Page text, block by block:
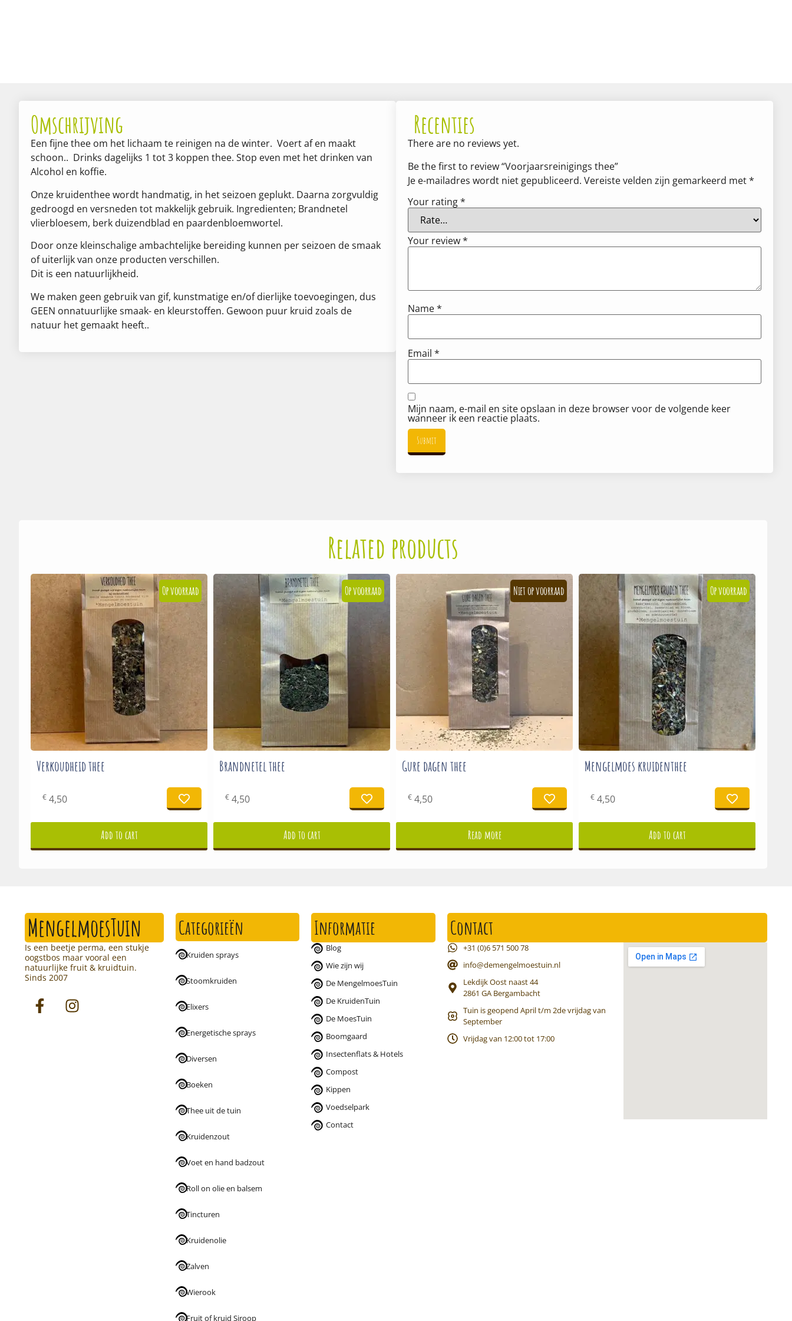
Omschrijving
Een fijne thee om het lichaam te reinigen na de winter. Voert af en maakt
schoon.. Drinks dagelijks 1 tot 3 koppen thee. Stop even met het drinken van
Alcohol en koffie.
Onze kruidenthee wordt handmatig, in het seizoen geplukt. Daarna zorgvuldig
gedroogd en versneden tot makkelijk gebruik. Ingredienten; Brandnetel
vlierbloesem, berk duizendblad en paardenbloemwortel.
Door onze kleinschalige ambachtelijke bereiding kunnen per seizoen de smaak
of uiterlijk van onze producten verschillen.
Dit is een natuurlijkheid.
We maken geen gebruik van gif, kunstmatige en/of dierlijke toevoegingen, dus
GEEN onnatuurlijke smaak- en kleurstoffen. Gewoon puur kruid zoals de
natuur het gemaakt heeft..
Recenties
There are no reviews yet.
Be the first to review “Voorjaarsreinigings thee”
Je e-mailadres wordt niet gepubliceerd. Vereiste velden zijn gemarkeerd met*
Your rating*
Your review*
Name*
Email *
Mijn naam, e-mail en site opslaan in deze browser voor de volgende keer
wanneer ik een reactie plaats.
Related products
Verkoudheid thee
€ 4,50
Add to cart
Brandnetel thee
€ 4,50
Add to cart
Gure dagen thee
€ 4,50
Read more
Mengelmoes kruidenthee
€ 4,50
Add to cart
MengelmoesTuin
Is een beetje perma, een stukje
oogstbos maar vooral een
natuurlijke fruit & kruidtuin.
Sinds 2007
Categorieën
Kruiden sprays
Stoomkruiden
Elixers
Energetische sprays
Diversen
Boeken
Thee uit de tuin
Kruidenzout
Voet en hand badzout
Roll on olie en balsem
Tincturen
Kruidenolie
Zalven
Wierook
Fruit of kruid Siroop
Informatie
Blog
Wie zijn wij
De MengelmoesTuin
De KruidenTuin
De MoesTuin
Boomgaard
Insectenflats & Hotels
Compost
Kippen
Voedselpark
Contact
Contact
+31 (0)6 571 500 78
info@demengelmoestuin.nl
Lekdijk Oost naast 44
2861 GA Bergambacht
Tuin is geopend April t/m 2de vrijdag van
September
Vrijdag van 12:00 tot 17:00